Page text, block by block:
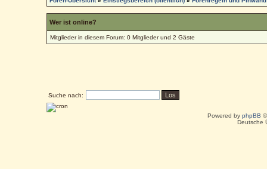
Wer ist online?
Mitglieder in diesem Forum: 0 Mitglieder und 2 Gäste
Suche nach:
Powered by phpBB
Deutsche